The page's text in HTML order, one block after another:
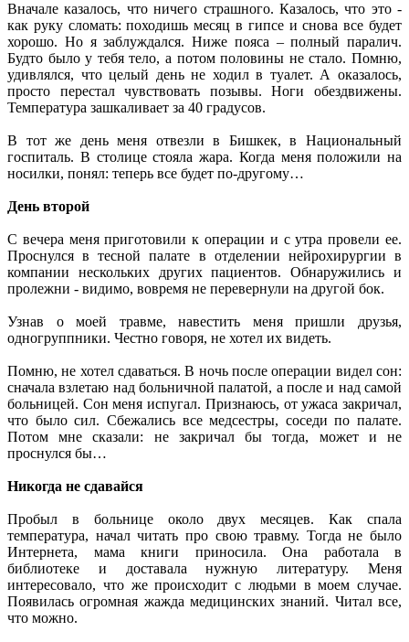
Вначале казалось, что ничего страшного. Казалось, что это -
как руку сломать: походишь месяц в гипсе и снова все будет
хорошо. Но я заблуждался. Ниже пояса – полный паралич.
Будто было у тебя тело, а потом половины не стало. Помню,
удивлялся, что целый день не ходил в туалет. А оказалось,
просто перестал чувствовать позывы. Ноги обездвижены.
Температура зашкаливает за 40 градусов.
В тот же день меня отвезли в Бишкек, в Национальный
госпиталь. В столице стояла жара. Когда меня положили на
носилки, понял: теперь все будет по-другому…
День второй
С вечера меня приготовили к операции и с утра провели ее.
Проснулся в тесной палате в отделении нейрохирургии в
компании нескольких других пациентов. Обнаружились и
пролежни - видимо, вовремя не перевернули на другой бок.
Узнав о моей травме, навестить меня пришли друзья,
одногруппники. Честно говоря, не хотел их видеть.
Помню, не хотел сдаваться. В ночь после операции видел сон:
сначала взлетаю над больничной палатой, а после и над самой
больницей. Сон меня испугал. Признаюсь, от ужаса закричал,
что было сил. Сбежались все медсестры, соседи по палате.
Потом мне сказали: не закричал бы тогда, может и не
проснулся бы…
Никогда не сдавайся
Пробыл в больнице около двух месяцев. Как спала
температура, начал читать про свою травму. Тогда не было
Интернета, мама книги приносила. Она работала в
библиотеке и доставала нужную литературу. Меня
интересовало, что же происходит с людьми в моем случае.
Появилась огромная жажда медицинских знаний. Читал все,
что можно.